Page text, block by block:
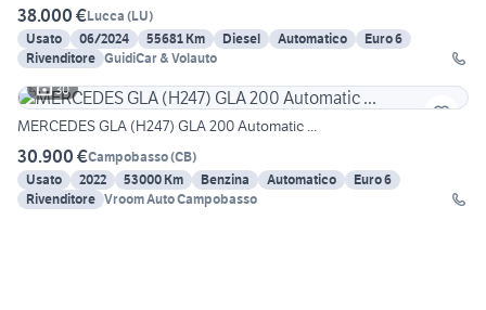
38.000 €Lucca (LU)
Usato
06/2024 55681 Km Diesel Automatico
Euro 6
Rivenditore GuidiCar & Volauto
30
MERCEDES GLA (H247) GLA 200 Automatic ...
30.900 €Campobasso(CB)
Usato
2022 53000 Km Benzina Automatico
Euro 6
Rivenditore Vroom Auto Campobasso